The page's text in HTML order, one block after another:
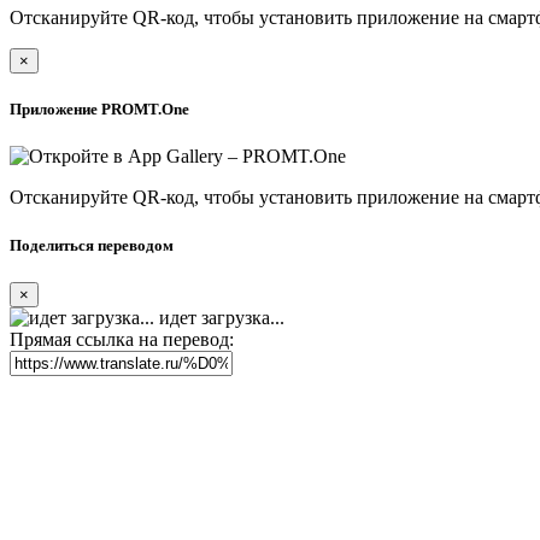
Отсканируйте QR-код, чтобы установить приложение на
×
Приложение PROMT.One
Отсканируйте QR-код, чтобы установить приложение на
Поделиться переводом
×
идет загрузка...
Прямая ссылка на перевод: